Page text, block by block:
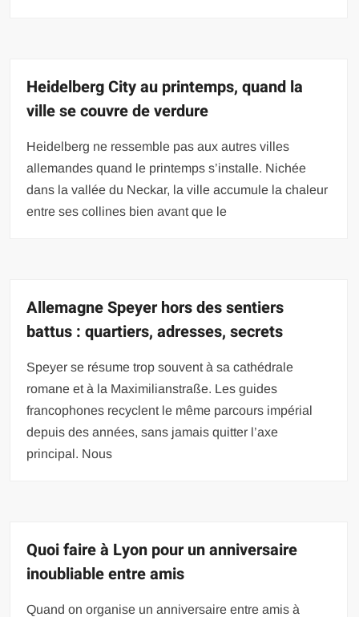
Heidelberg City au printemps, quand la
ville se couvre de verdure
Heidelberg ne ressemble pas aux autres villes
allemandes quand le printemps s’installe. Nichée
dans la vallée du Neckar, la ville accumule la chaleur
entre ses collines bien avant que le
Allemagne Speyer hors des sentiers
battus : quartiers, adresses, secrets
Speyer se résume trop souvent à sa cathédrale
romane et à la Maximilianstraße. Les guides
francophones recyclent le même parcours impérial
depuis des années, sans jamais quitter l’axe
principal. Nous
Quoi faire à Lyon pour un anniversaire
inoubliable entre amis
Quand on organise un anniversaire entre amis à